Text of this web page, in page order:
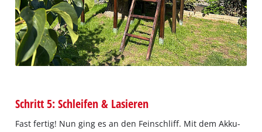
Schritt 5: Schleifen & Lasieren
Fast fertig! Nun ging es an den Feinschliff. Mit dem Akku-